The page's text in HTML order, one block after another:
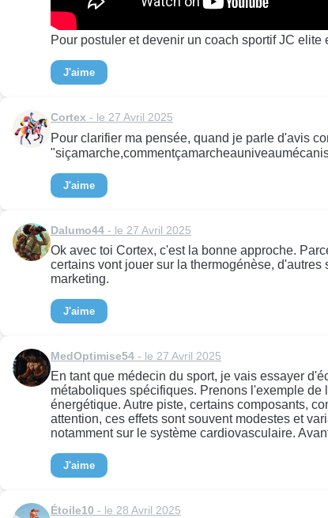
Pour postuler et devenir un coach sportif JC
J'aime
Cortex - le 27 Avril 2025
Pour clarifier ma pensée, quand je parle d'avis
J'aime
Dalumo44 - le 27 Avril 2025
Ok avec toi Cortex, c'est la bonne approche.
certains vont jouer sur la thermogénèse,
marketing.
J'aime
MedOptimise54 - le 27 Avril 2025
En tant que médecin du sport, je vais essayer
métaboliques spécifiques. Prenons l'exemple
énergétique. Autre piste, certains composants,
attention, ces effets sont souvent modestes et
notamment sur le système cardiovasculaire.
J'aime
Étoile10 - le 28 Avril 2025